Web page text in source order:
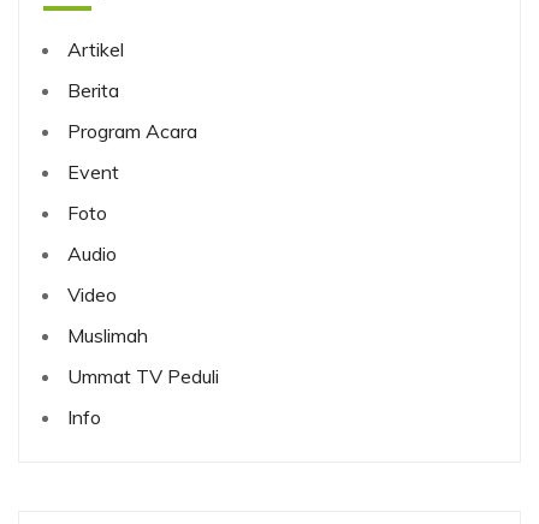
Artikel
Berita
Program Acara
Event
Foto
Audio
Video
Muslimah
Ummat TV Peduli
Info